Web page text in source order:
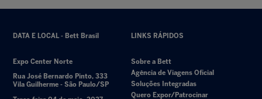
DATA E LOCAL - Bett Brasil
Expo Center Norte
Rua José Bernardo Pinto, 333
Vila Guilherme - São Paulo/SP
LINKS RÁPIDOS
Sobre a Bett
Agência de Viagens Oficial
Soluções Integradas
Quero Expor/Patrocinar